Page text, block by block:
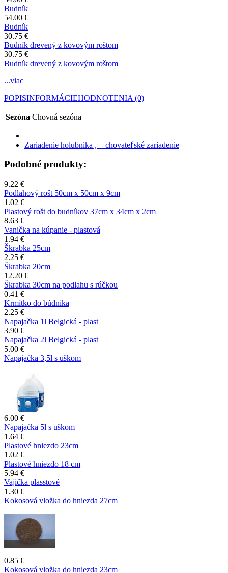
Budník
54.00 €
Budník
30.75 €
Budník drevený z kovovým roštom
30.75 €
Budník drevený z kovovým roštom
...viac
POPISINFORMÁCIEHODNOTENIA (0)
Sezóna Chovná sezóna
Zariadenie holubnika , + chovateľské zariadenie
Podobné produkty:
9.22 €
Podlahový rošt 50cm x 50cm x 9cm
1.02 €
Plastový rošt do budníkov 37cm x 34cm x 2cm
8.63 €
Vanička na kúpanie - plastová
1.94 €
Škrabka 25cm
2.25 €
Škrabka 20cm
12.20 €
Škrabka 30cm na podlahu s rúčkou
0.41 €
Krmítko do búdnika
2.25 €
Napajačka 1l Belgická - plast
3.90 €
Napajačka 2l Belgická - plast
5.00 €
Napajačka 3,5l s uškom
6.00 €
Napajačka 5l s uškom
1.64 €
Plastové hniezdo 23cm
1.02 €
Plastové hniezdo 18 cm
5.94 €
Vajička plasstové
1.30 €
Kokosová vložka do hniezda 27cm
0.85 €
Kokosová vložka do hniezda 23cm